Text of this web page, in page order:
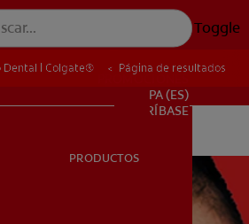
Toggle
PROMOCIONES
PA (ES)
SUSCRÍBASE
PRODUCTOS
Dental | Colgate® Página de resultados